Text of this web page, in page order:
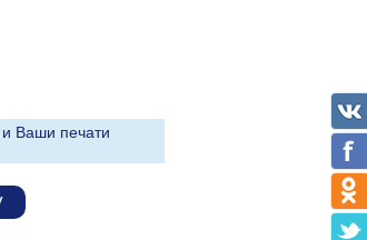
Ваши печати